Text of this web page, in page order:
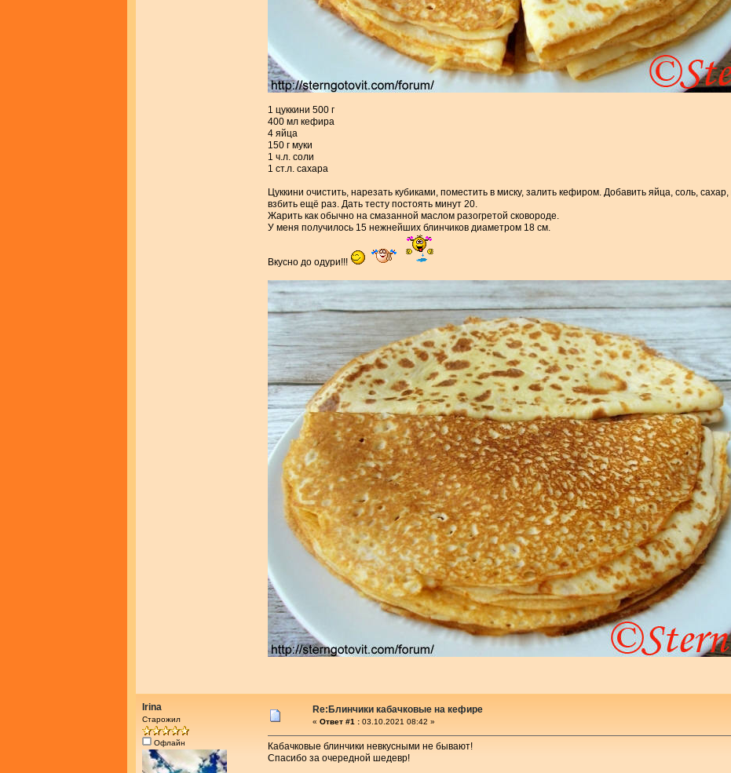
1 цуккини 500 г
400 мл кефира
4 яйца
150 г муки
1 ч.л. соли
1 ст.л. сахара
Цуккини очистить, нарезать кубиками, поместить в миску, залить кефиром. Добавить яйца, соль,
взбить ещё раз. Дать тесту постоять минут 20.
Жарить как обычно на смазанной маслом разогретой сковороде.
У меня получилось 15 нежнейших блинчиков диаметром 18 см.
Вкусно до одури!!!
Irina
Старожил
Офлайн
Re:Блинчики кабачковые на кефире
« Ответ #1 : 03.10.2021 08:42 »
Кабачковые блинчики невкусными не бывают!
Спасибо за очередной шедевр!